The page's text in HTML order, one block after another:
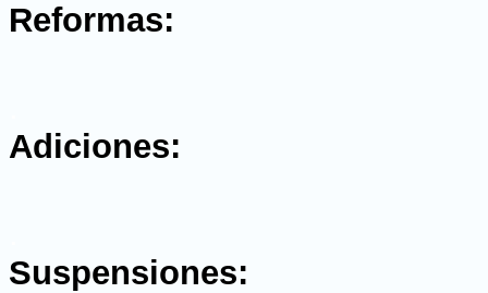
Reformas:
Adiciones:
Suspensiones: